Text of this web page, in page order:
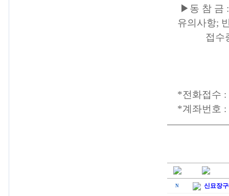
▶동 참 금
유의사항;
접수증
*전화접수 :
*계좌번호 :
N 신묘장